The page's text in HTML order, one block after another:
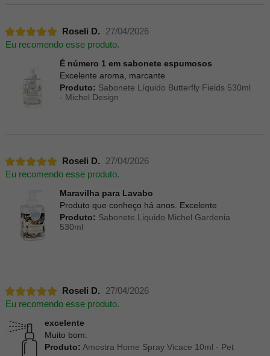
Roseli D.
27/04/2026
Eu recomendo esse produto.
É número 1 em sabonete espumosos
Excelente aroma, marcante
Produto: Sabonete Líquido Butterfly Fields 530ml
- Michel Design
Roseli D.
27/04/2026
Eu recomendo esse produto.
Maravilha para Lavabo
Produto que conheço há anos. Excelente
Produto: Sabonete Liquido Michel Gardenia
530ml
Roseli D.
27/04/2026
Eu recomendo esse produto.
excelente
Muito bom.
Produto: Amostra Home Spray Vicace 10ml - Pet